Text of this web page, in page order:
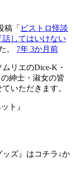
稿「 ビストロ怪談
してはいけない
。 7年 3か月前
リエのDice-K・
紳士・淑女の皆
いただきます。
ト』
ッズ』はコチラ↓か